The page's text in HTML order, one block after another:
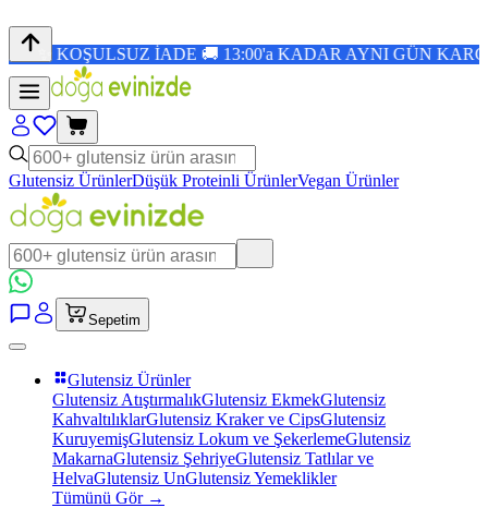
İADE 🚚 13:00'a KADAR AYNI GÜN KARGO 🎉 1.500 TL
Glutensiz ÜrünlerDüşük Proteinli ÜrünlerVegan Ürünler
Sepetim
Glutensiz Ürünler
Glutensiz AtıştırmalıkGlutensiz EkmekGlutensiz
KahvaltılıklarGlutensiz Kraker ve CipsGlutensiz
KuruyemişGlutensiz Lokum ve ŞekerlemeGlutensiz
MakarnaGlutensiz ŞehriyeGlutensiz Tatlılar ve
HelvaGlutensiz UnGlutensiz Yemeklikler
Tümünü Gör →